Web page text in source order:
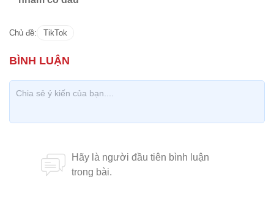
Chủ đề: TikTok